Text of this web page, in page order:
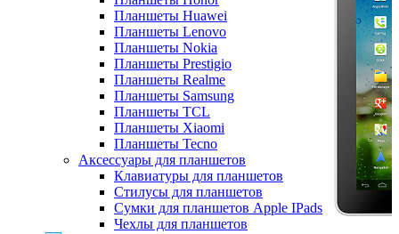
Планшеты Huawei
Планшеты Lenovo
Планшеты Nokia
Планшеты Prestigio
Планшеты Realme
Планшеты Samsung
Планшеты TCL
Планшеты Xiaomi
Планшеты Tecno
Аксессуары для планшетов
Клавиатуры для планшетов
Стилусы для планшетов
Сумки для планшетов Apple IPads
Чехлы для планшетов